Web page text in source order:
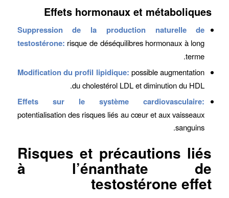
Effets hormonaux et métaboliques
Suppression de la production naturelle de
testostérone: risque de déséquilibres hormonaux à long
terme.
Modification du profil lipidique: possible augmentation
du cholestérol LDL et diminution du HDL.
Effets sur le système cardiovasculaire:
potentialisation des risques liés au cœur et aux vaisseaux
sanguins.
Risques et précautions liés
à l’énanthate de
testostérone effet